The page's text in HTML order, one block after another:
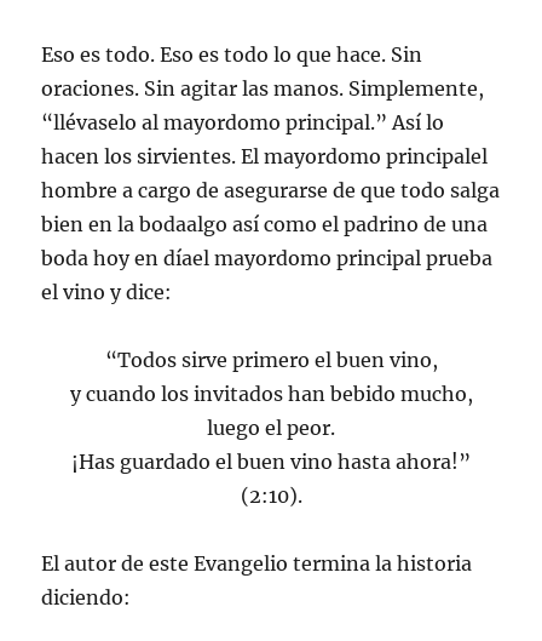
Eso es todo. Eso es todo lo que hace. Sin
oraciones. Sin agitar las manos. Simplemente,
“llévaselo al mayordomo principal.” Así lo
hacen los sirvientes. El mayordomo principalel
hombre a cargo de asegurarse de que todo salga
bien en la bodaalgo así como el padrino de una
boda hoy en díael mayordomo principal prueba
el vino y dice:
“Todos sirve primero el buen vino,
y cuando los invitados han bebido mucho,
luego el peor.
¡Has guardado el buen vino hasta ahora!”
(2:10).
El autor de este Evangelio termina la historia
diciendo: